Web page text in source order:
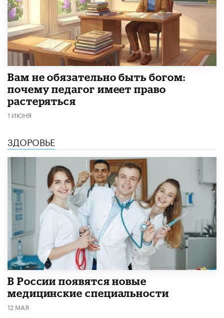
​Вам не обязательно быть богом:
почему педагог имеет право
растеряться
1 ИЮНЯ
ЗДОРОВЬЕ
В России появятся новые
медицинские специальности
12 МАЯ